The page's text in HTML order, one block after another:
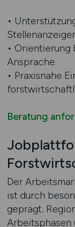
•
•
Ansprache
• Praxisnahe
Beratung
Der
ist durch
geprägt.
Arbeitsphasen